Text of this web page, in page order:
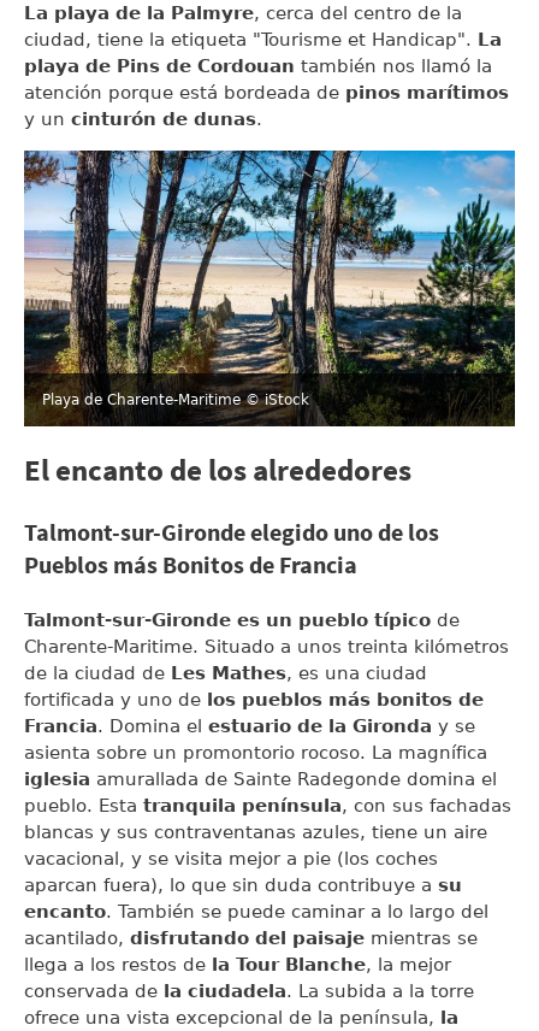
La playa de la Palmyre, cerca del centro de la
ciudad, tiene la etiqueta "Tourisme et Handicap". La
playa de Pins de Cordouan también nos llamó la
atención porque está bordeada de pinos marítimos
y un cinturón de dunas.
Playa de Charente-Maritime© iStock
El encanto de los alrededores
Talmont-sur-Gironde elegido uno de los
Pueblos más Bonitos de Francia
Talmont-sur-Gironde es un pueblo típico de
Charente-Maritime. Situado a unos treinta kilómetros
de la ciudad de Les Mathes, es una ciudad
fortificada y uno de los pueblos más bonitos de
Francia. Domina el estuario de la Gironda y se
asienta sobre un promontorio rocoso. La magnífica
iglesia amurallada de Sainte Radegonde domina el
pueblo. Esta tranquila península, con sus fachadas
blancas y sus contraventanas azules, tiene un aire
vacacional, y se visita mejor a pie (los coches
aparcan fuera), lo que sin duda contribuye a su
encanto. También se puede caminar a lo largo del
acantilado, disfrutando del paisaje mientras se
llega a los restos de la Tour Blanche, la mejor
conservada de la ciudadela. La subida a la torre
ofrece una vista excepcional de la península, la